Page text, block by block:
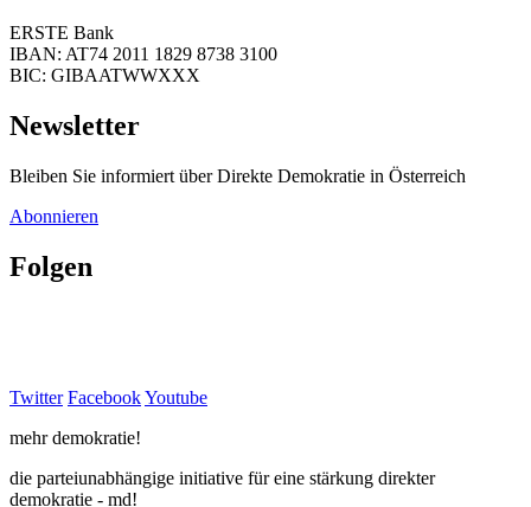
ERSTE Bank
IBAN: AT74 2011 1829 8738 3100
BIC: GIBAATWWXXX
Newsletter
Bleiben Sie informiert über Direkte Demokratie in Österreich
Abonnieren
Folgen
Twitter FacebookYoutube
mehr demokratie!
die parteiunabhängige initiative für eine stärkung direkter
demokratie - md!